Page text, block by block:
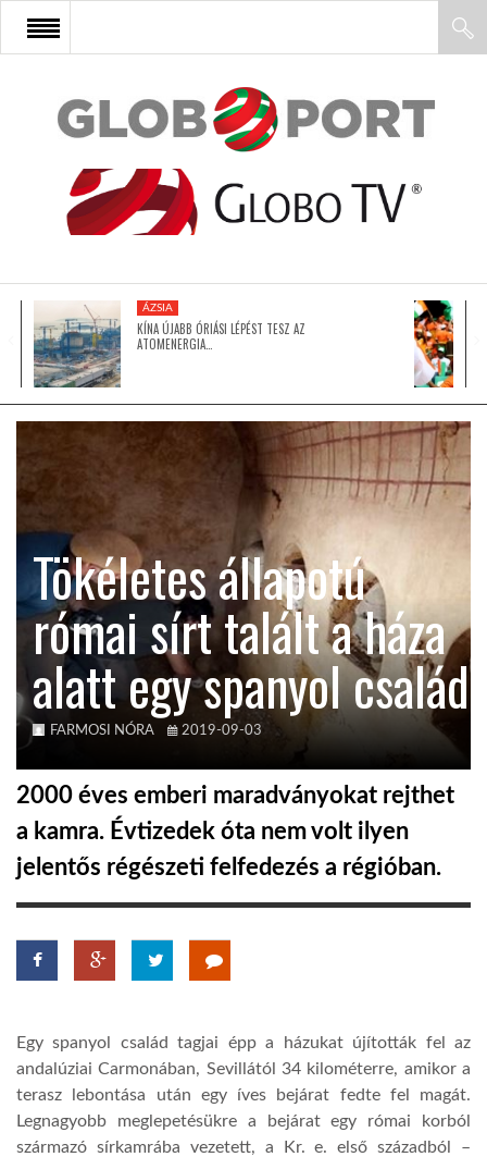
FŐOLDAL
AFRIKA
ÁZSIA
LATIN-AMERIKA
KÖZEL-KELET
AUSZTRÁLIA
A VILÁG ITTHON
MÉDIA
HÍR3D
GLOBOTV
ÁZSIA
KÍNA ÚJABB ÓRIÁSI LÉPÉST TESZ AZ
ATOMENERGIA…
Tökéletes állapotú
római sírt talált a háza
alatt egy spanyol család
FARMOSI NÓRA 2019-09-03
2000 éves emberi maradványokat rejthet
a kamra. Évtizedek óta nem volt ilyen
jelentős régészeti felfedezés a régióban.
Egy spanyol család tagjai épp a házukat újították fel az
andalúziai Carmonában, Sevillától 34 kilométerre, amikor a
terasz lebontása után egy íves bejárat fedte fel magát.
Legnagyobb meglepetésükre a bejárat egy római korból
származó sírkamrába vezetett, a Kr. e. első századból –